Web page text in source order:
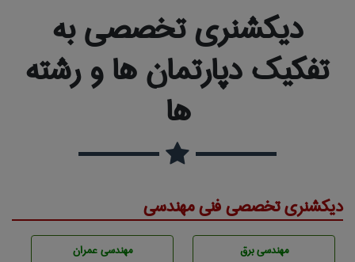
دیکشنری تخصصی به
تفکیک دپارتمان ها و رشته
ها
دیکشنری تخصصی فنی مهندسی
مهندسی برق مهندسی عمران